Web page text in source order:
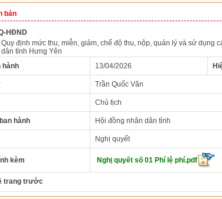
bản
HĐND
Quy định mức thu, miễn, giảm, chế độ thu, nộp, quản lý và sử dụng
tỉnh Hưng Yên
hành
13/04/2026
Trần Quốc Văn
Chủ tịch
hành Hội đồng nhân dân tỉnh
Nghị quyết
kèm Nghị quyết số 01 Phí lệ phí.pdf
trang trước